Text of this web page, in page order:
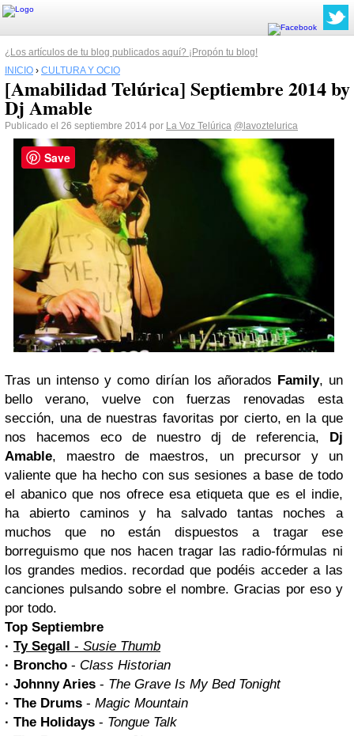
¿Los artículos de tu blog publicados aquí? ¡Propón tu blog!
INICIO › CULTURA Y OCIO
[Amabilidad Telúrica] Septiembre 2014 by
Dj Amable
Publicado el 26 septiembre 2014 por La Voz Telúrica @lavoztelurica
Tras un intenso y como dirían los añorados Family, un
bello verano, vuelve con fuerzas renovadas esta
sección, una de nuestras favoritas por cierto, en la que
nos hacemos eco de nuestro dj de referencia,
Dj
Amable, maestro de maestros, un precursor y un
valiente que ha hecho con sus sesiones a base de todo
el abanico que nos ofrece esa etiqueta que es el indie,
ha abierto caminos y ha salvado tantas noches a
muchos que no están dispuestos a tragar ese
borreguismo que nos hacen tragar las radio-fórmulas ni
los grandes medios. recordad que podéis acceder a las
canciones pulsando sobre el nombre. Gracias por eso y
por todo.
Top Septiembre
· Ty Segall - Susie Thumb
· Broncho - Class Historian
· Johnny Aries - The Grave Is My Bed Tonight
· The Drums - Magic Mountain
· The Holidays - Tongue Talk
Save